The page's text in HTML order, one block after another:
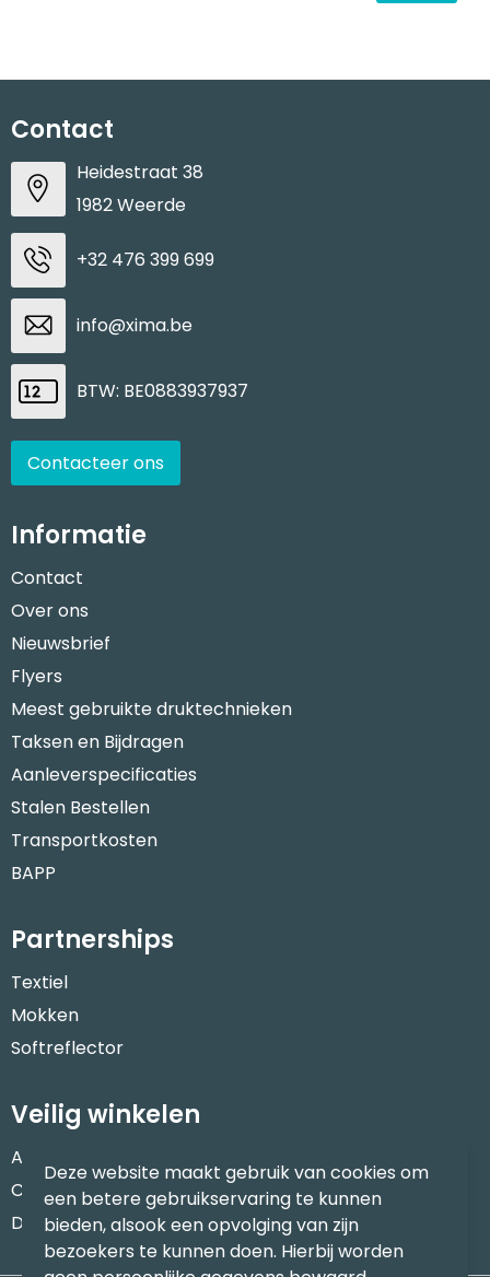
Contact
Heidestraat 38
1982 Weerde
+32 476 399 699
info@xima.be
BTW: BE0883937937
Contacteer ons
Informatie
Contact
Over ons
Nieuwsbrief
Flyers
Meest gebruikte druktechnieken
Taksen en Bijdragen
Aanleverspecificaties
Stalen Bestellen
Transportkosten
BAPP
Partnerships
Textiel
Mokken
Softreflector
Veilig winkelen
Algemene voorwaarden
Cookieverklaring
Disclaimer
Deze website maakt gebruik van cookies om
een betere gebruikservaring te kunnen
bieden, alsook een opvolging van zijn
bezoekers te kunnen doen. Hierbij worden